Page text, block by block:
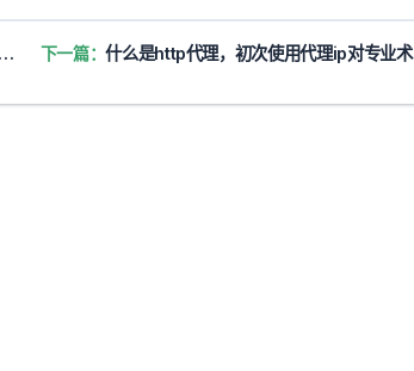
下一篇：什么是http代理，初次使用代理ip对专业术语听不懂，5分钟带你入门